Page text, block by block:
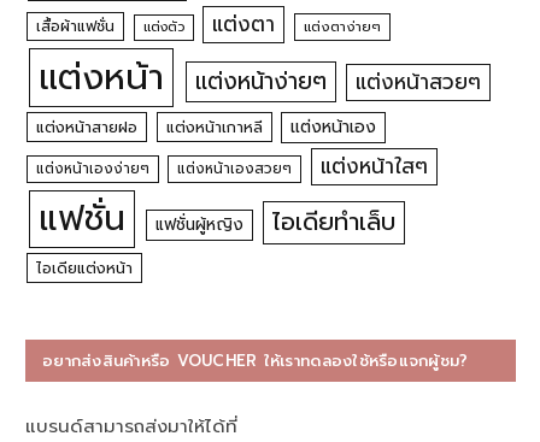
เสื้อผ้าแฟชั่น แต่งตัว แต่งตา แต่งตาง่ายๆ
แต่งหน้า แต่งหน้าง่ายๆ แต่งหน้าสวยๆ
แต่งหน้าสายฝอ แต่งหน้าเกาหลี แต่งหน้าเอง
แต่งหน้าเองง่ายๆ แต่งหน้าเองสวยๆ แต่งหน้าใสๆ
แฟชั่น แฟชั่นผู้หญิง ไอเดียทำเล็บ
ไอเดียแต่งหน้า
อยากส่งสินค้าหรือ VOUCHER ให้เราทดลองใช้หรือแจกผู้ชม?
แบรนด์สามารถส่งมาให้ได้ที่